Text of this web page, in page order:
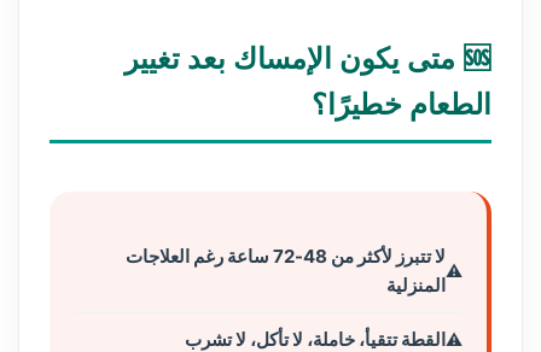
🆘 متى يكون الإمساك بعد تغيير
الطعام خطيرًا؟
لا تتبرز لأكثر من 48-72 ساعة رغم العلاجات
المنزلية
القطة تتقيأ، خاملة، لا تأكل، لا تشرب